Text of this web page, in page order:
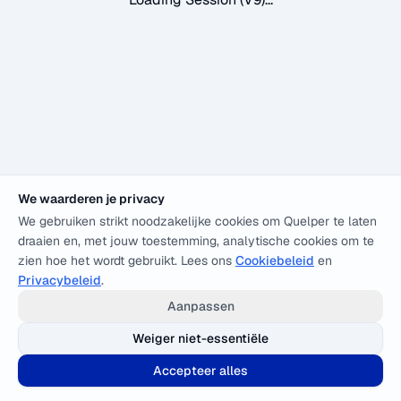
We waarderen je privacy
We gebruiken strikt noodzakelijke cookies om Quelper te laten
draaien en, met jouw toestemming, analytische cookies om te
zien hoe het wordt gebruikt. Lees ons Cookiebeleid en
Privacybeleid.
Aanpassen
Weiger niet-essentiële
Accepteer alles